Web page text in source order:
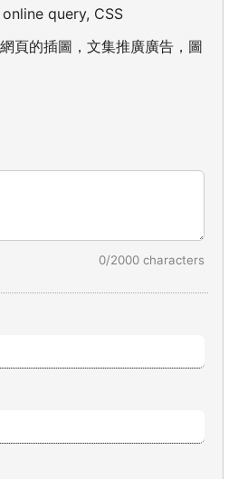
query, CSS
頁的插圖，文集推廣廣告，圖
0/2000 characters